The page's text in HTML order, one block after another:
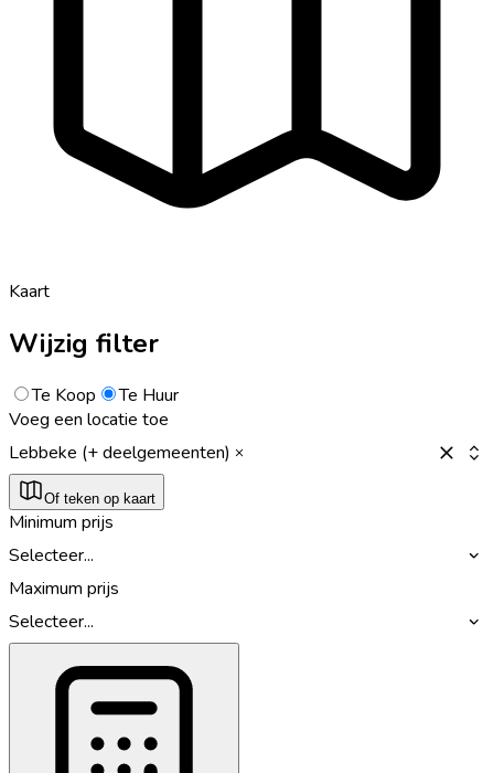
Kaart
Wijzig filter
Te Koop
Te Huur
Voeg een locatie toe
Lebbeke (+ deelgemeenten)
Of teken op kaart
Minimum prijs
Selecteer...
Maximum prijs
Selecteer...